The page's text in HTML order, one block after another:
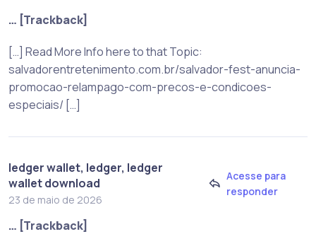
… [Trackback]
[…] Read More Info here to that Topic:
salvadorentretenimento.com.br/salvador-fest-anuncia-
promocao-relampago-com-precos-e-condicoes-
especiais/ […]
ledger wallet, ledger, ledger
wallet download
23 de maio de 2026
Acesse para
responder
… [Trackback]